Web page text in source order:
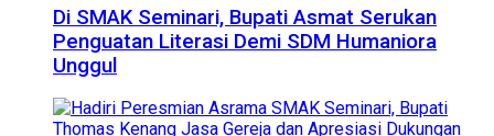
Di SMAK Seminari, Bupati Asmat Serukan
Penguatan Literasi Demi SDM Humaniora
Unggul